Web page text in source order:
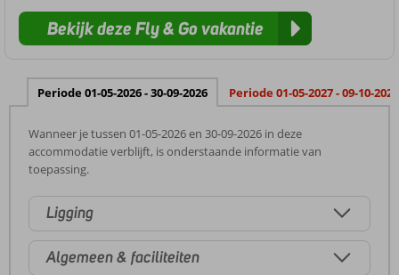
Bekijk deze Fly & Go vakantie
Periode 01-05-2026 - 30-09-2026 Periode 01-05-2027 - 09-10-2027
Wanneer je tussen 01-05-2026 en 30-09-2026 in deze
accommodatie verblijft, is onderstaande informatie van
toepassing.
Ligging
Algemeen & faciliteiten